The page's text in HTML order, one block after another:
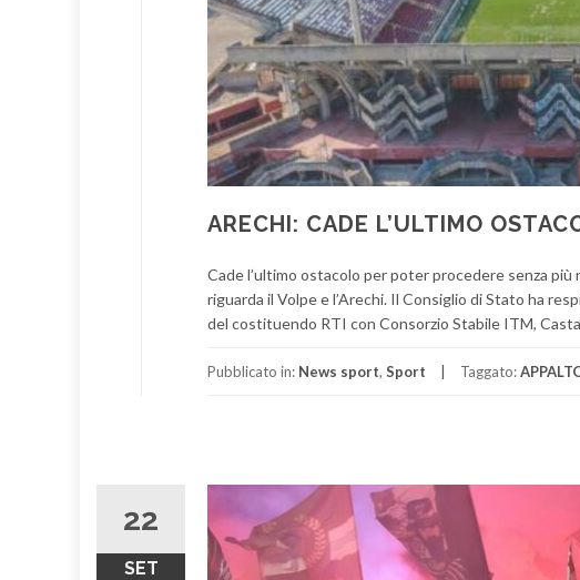
ARECHI: CADE L’ULTIMO
Cade l’ultimo ostacolo per poter procedere senza
riguarda il Volpe e l’Arechi. Il Consiglio di Stato ha
del costituendo RTI con Consorzio Stabile ITM,
Pubblicato in: News sport, Sport Taggato:
22
SET